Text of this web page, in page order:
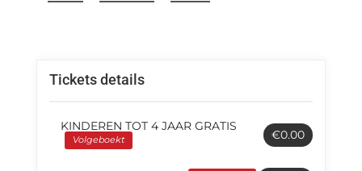
Tickets details
€0.00
KINDEREN TOT 4 JAAR GRATIS
Volgeboekt